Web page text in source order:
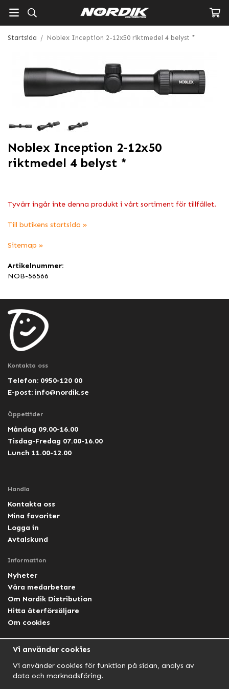
Startsida / Noblex Inception 2-12x50 riktmedel 4 belyst *
Noblex Inception 2-12x50
riktmedel 4 belyst *
Tyvärr ingår inte denna produkt i vårt sortiment för tillfället.
Till butikens startsida »
Sitemap »
Artikelnummer:
NOB-56566
Kontakta oss
Telefon: 0950-120 00
E-post: info@nordik.se
Öppettider
Måndag 09.00-16.00
Tisdag-Fredag 07.00-16.00
Lunch 11.00-12.00
Handla
Kontakta oss
Mina favoriter
Logga in
Avtalskund
Information
Nyheter
Våra medarbetare
Om Nordik Distribution
Hitta återförsäljare
Om cookies
Facebook Lightforce Sweden
Vi använder cookies
Vi använder cookies för funktion på sidan, analys av
data och marknadsföring.